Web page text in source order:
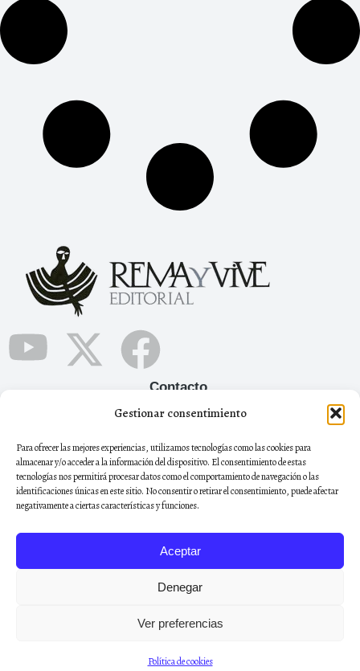
Gestionar consentimiento
Para ofrecer las mejores experiencias, utilizamos tecnologías como las cookies para
almacenar y/o acceder a la información del dispositivo. El consentimiento de estas
tecnologías nos permitirá procesar datos como el comportamiento de navegación o las
identificaciones únicas en este sitio. No consentir o retirar el consentimiento, puede afectar
negativamente a ciertas características y funciones.
Aceptar
Denegar
Ver preferencias
Política de cookies
Contacto
+34 665 12 05 90
remayviveeditorial@gmail.com
Boletín
Regístrate al boletín de noticias para estar al día de todas
Registrarse